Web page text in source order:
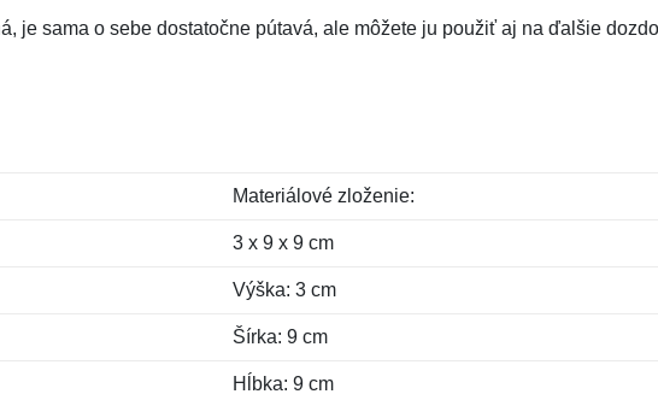
je sama o sebe dostatočne pútavá, ale môžete ju použiť aj na ďalšie
Materiálové zloženie:
3 x 9 x 9 cm
Výška: 3 cm
Šírka: 9 cm
Hĺbka: 9 cm